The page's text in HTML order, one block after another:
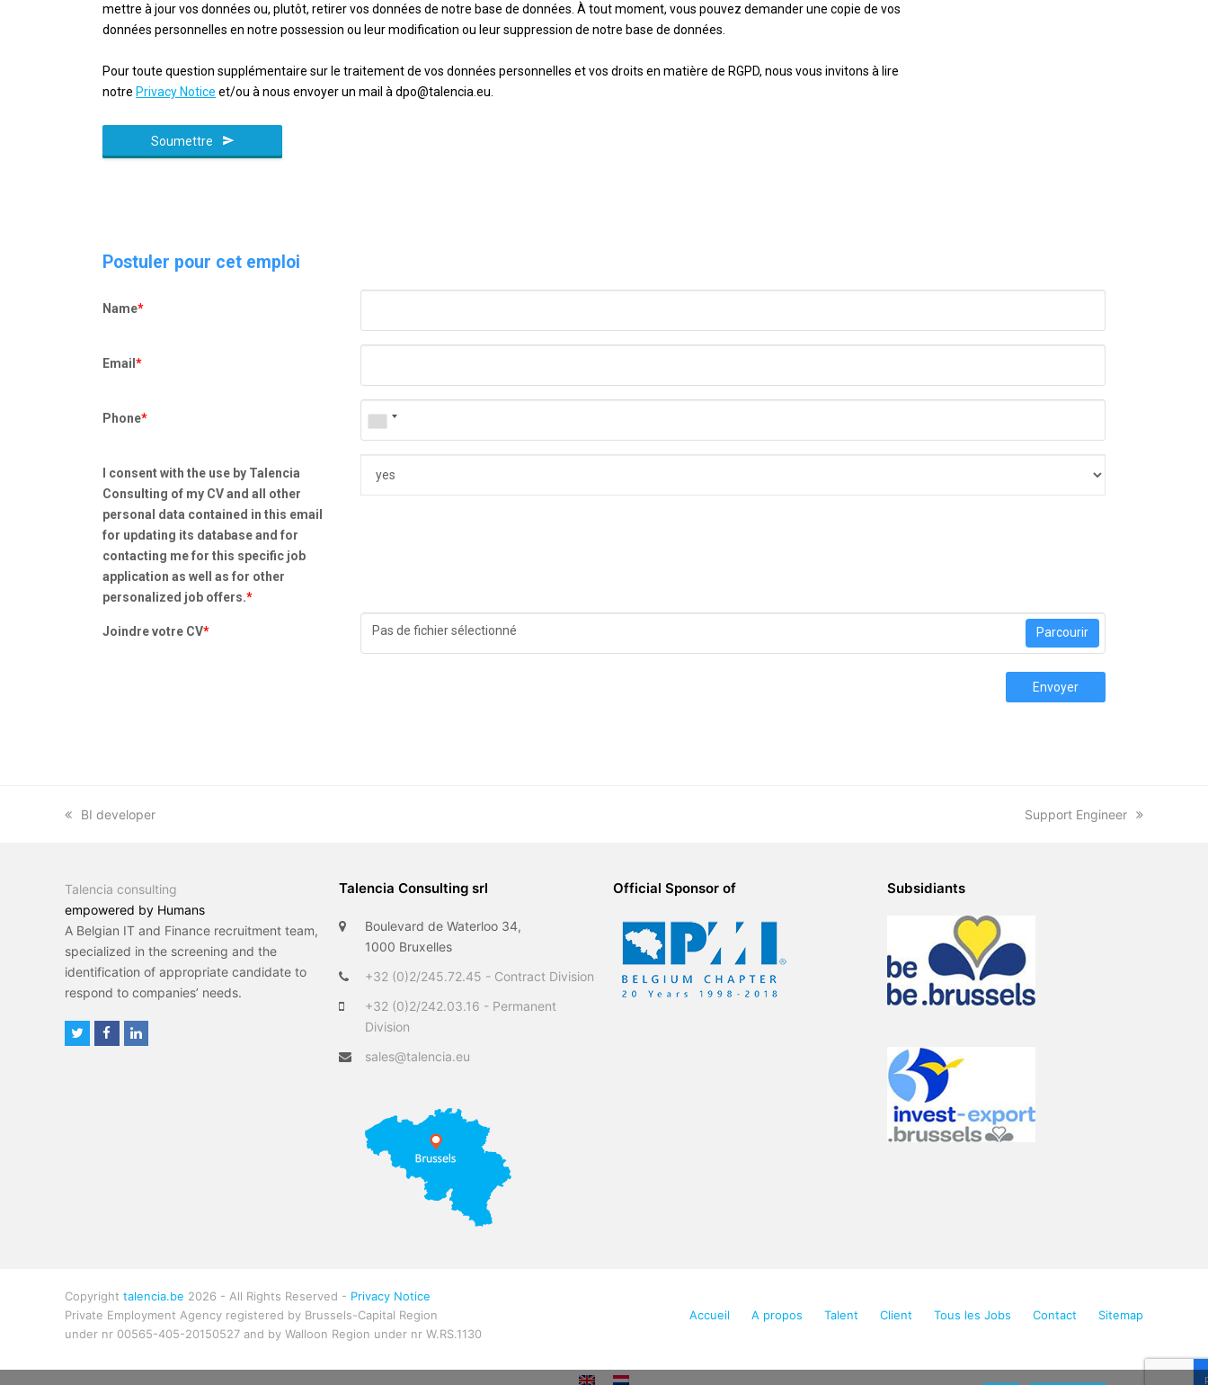
mettre à jour vos données ou, plutôt, retirer vos données de notre base de données. À tout moment, vous pouvez demander une copie de vos
données personnelles en notre possession ou leur modification ou leur suppression de notre base de données.
Pour toute question supplémentaire sur le traitement de vos données personnelles et vos droits en matière de RGPD, nous vous invitons à lire
notre Privacy Notice et/ou à nous envoyer un mail à dpo@talencia.eu.
Soumettre
Postuler pour cet emploi
Name*
Email *
Phone*
I consent with the use by Talencia
Consulting of my CV and all other
personal data contained in this email
for updating its database and for
contacting me for this specific job
application as well as for other
personalized job offers.*
Joindre votre CV* Pas de fichier sélectionné Parcourir
Envoyer
previous
BI developer
next
Support Engineer
Talencia consulting
empowered by Humans
A Belgian IT and Finance recruitment team,
specialized in the screening and the
identification of appropriate candidate to
respond to companies’ needs.
T
Talencia Consulting srl
Boulevard de Waterloo 34,
1000 Bruxelles
+32 (0)2/245.72.45 - Contract Division
+32 (0)2/242.03.16 - Permanent
Division
sales@talencia.eu
Official Sponsor of Subsidiants
Copyright talencia.be 2026 - All Rights Reserved - Privacy Notice
Private Employment Agency registered by Brussels-Capital Region
under nr 00565-405-20150527 and by Walloon Region under nr W.RS.1130
Accueil A propos Talent Client Tous les Jobs Contact Sitemap